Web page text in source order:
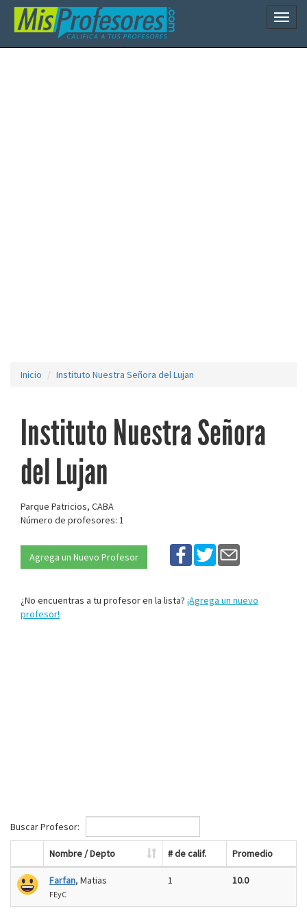
Inicio Instituto Nuestra Señora del Lujan
Instituto Nuestra Señora
del Lujan
Parque Patricios, CABA
Número de profesores: 1
Agrega un Nuevo Profesor
¿No encuentras a tu profesor en la lista? ¡Agrega un nuevo
profesor!
Buscar Profesor:
Nombre / Depto # de calif. Promedio
Farfan, Matias
FEyC
1 10.0